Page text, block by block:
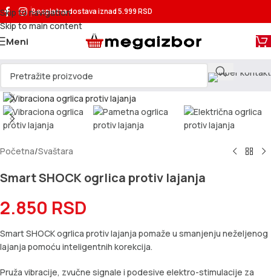
Skip to navigation
Skip to main content
Besplatna dostavaiznad 5.999 RSD
Meni
Kliknite za uvećanje
Početna/Svaštara
Smart SHOCK ogrlica protiv lajanja
2.850 RSD
Smart SHOCK ogrlica protiv lajanja pomaže u smanjenju neželjenog
lajanja pomoću inteligentnih korekcija.
Pruža vibracije, zvučne signale i podesive elektro-stimulacije za